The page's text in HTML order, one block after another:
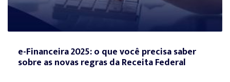
e-Financeira 2025: o que você precisa saber
sobre as novas regras da Receita Federal